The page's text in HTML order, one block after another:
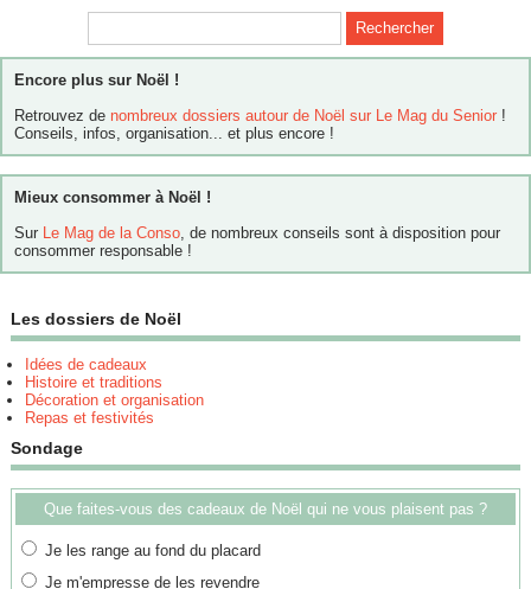
Encore plus sur Noël !
Retrouvez de nombreux dossiers autour de Noël sur Le Mag du Senior !
Conseils, infos, organisation... et plus encore !
Mieux consommer à Noël !
Sur
Le Mag de la Conso , de nombreux conseils sont à disposition pour
consommer responsable !
Les dossiers de Noël
Idées de cadeaux
Histoire et traditions
Décoration et organisation
Repas et festivités
Sondage
Que faites-vous des cadeaux de Noël qui ne vous plaisent pas ?
Je les range au fond du placard
Je m'empresse de les revendre